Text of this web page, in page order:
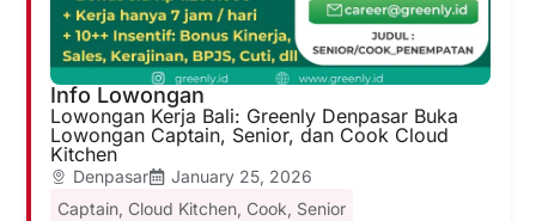
Info Lowongan
Lowongan Kerja Bali: Greenly Denpasar Buka
Lowongan Captain, Senior, dan Cook Cloud
Kitchen
Denpasar
January 25, 2026
Captain, Cloud Kitchen, Cook, Senior